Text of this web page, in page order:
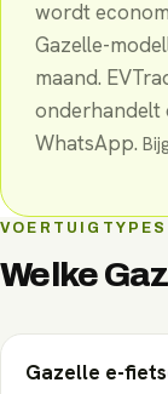
wordt
Gazelle-
maand.
onderhandelt
WhatsApp.
VOERTUIGTYPES
Welke
Gazelle e-